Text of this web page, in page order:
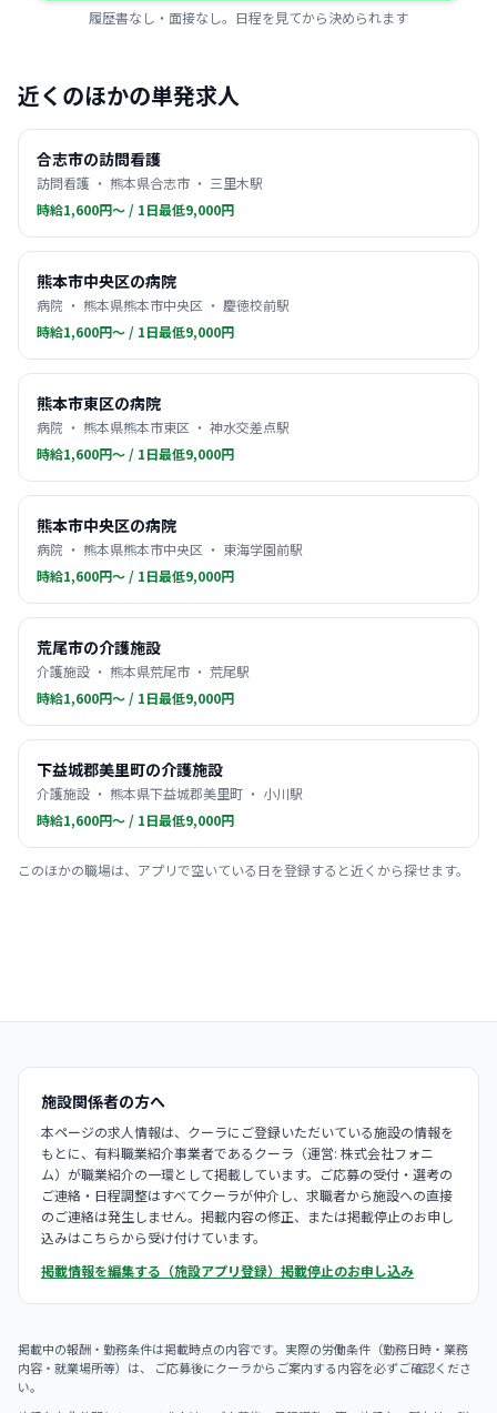
履歴書なし・面接なし。日程を見てから決められます
近くのほかの単発求人
合志市の訪問看護
訪問看護 ・ 熊本県合志市 ・ 三里木駅
時給1,600円〜 / 1日最低9,000円
熊本市中央区の病院
病院 ・ 熊本県熊本市中央区 ・ 慶徳校前駅
時給1,600円〜 / 1日最低9,000円
熊本市東区の病院
病院 ・ 熊本県熊本市東区 ・ 神水交差点駅
時給1,600円〜 / 1日最低9,000円
熊本市中央区の病院
病院 ・ 熊本県熊本市中央区 ・ 東海学園前駅
時給1,600円〜 / 1日最低9,000円
荒尾市の介護施設
介護施設 ・ 熊本県荒尾市 ・ 荒尾駅
時給1,600円〜 / 1日最低9,000円
下益城郡美里町の介護施設
介護施設 ・ 熊本県下益城郡美里町 ・ 小川駅
時給1,600円〜 / 1日最低9,000円
このほかの職場は、アプリで空いている日を登録すると近くから探せます。
施設関係者の方へ
本ページの求人情報は、クーラにご登録いただいている施設の情報を
もとに、有料職業紹介事業者であるクーラ（運営: 株式会社フォニ
ム）が職業紹介の一環として掲載しています。ご応募の受付・選考の
ご連絡・日程調整はすべてクーラが仲介し、求職者から施設への直接
のご連絡は発生しません。掲載内容の修正、または掲載停止のお申し
込みはこちらから受け付けています。
掲載情報を編集する（施設アプリ登録） 掲載停止のお申し込み
掲載中の報酬・勤務条件は掲載時点の内容です。実際の労働条件（勤務日時・業務
内容・就業場所等）は、 ご応募後にクーラからご案内する内容を必ずご確認くださ
い。